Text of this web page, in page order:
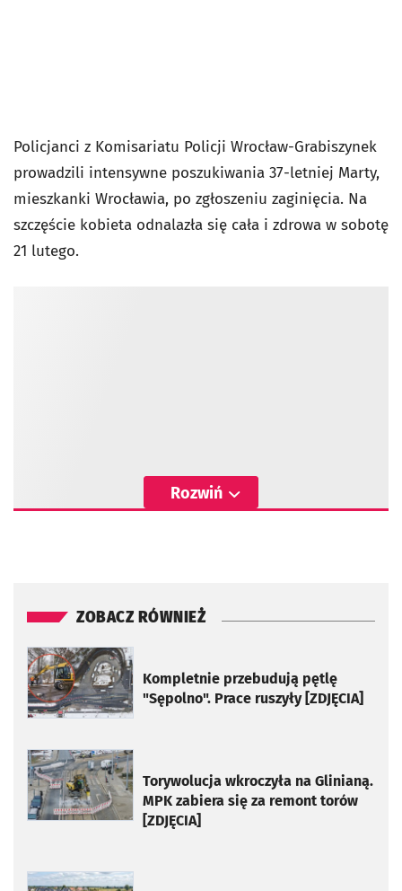
Policjanci z Komisariatu Policji Wrocław-Grabiszynek
prowadzili intensywne poszukiwania 37-letniej Marty,
mieszkanki Wrocławia, po zgłoszeniu zaginięcia. Na
szczęście kobieta odnalazła się cała i zdrowa w sobotę
21 lutego.
Rozwiń
ZOBACZ RÓWNIEŻ
Kompletnie przebudują pętlę
"Sępolno". Prace ruszyły [ZDJĘCIA]
otworzy się w nowej karcie
Torywolucja wkroczyła na Glinianą.
MPK zabiera się za remont torów
[ZDJĘCIA]
otworzy się w nowej karcie
otworzy się w nowej karcie